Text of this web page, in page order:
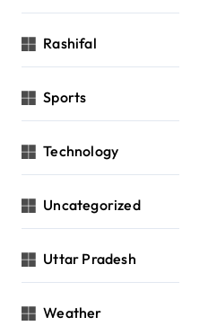
Rashifal
Sports
Technology
Uncategorized
Uttar Pradesh
Weather